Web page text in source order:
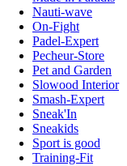
Nauti-wave
On-Fight
Padel-Expert
Pecheur-Store
Pet and Garden
Slowood Interior
Smash-Expert
Sneak'In
Sneakids
Sport is good
Training-Fit